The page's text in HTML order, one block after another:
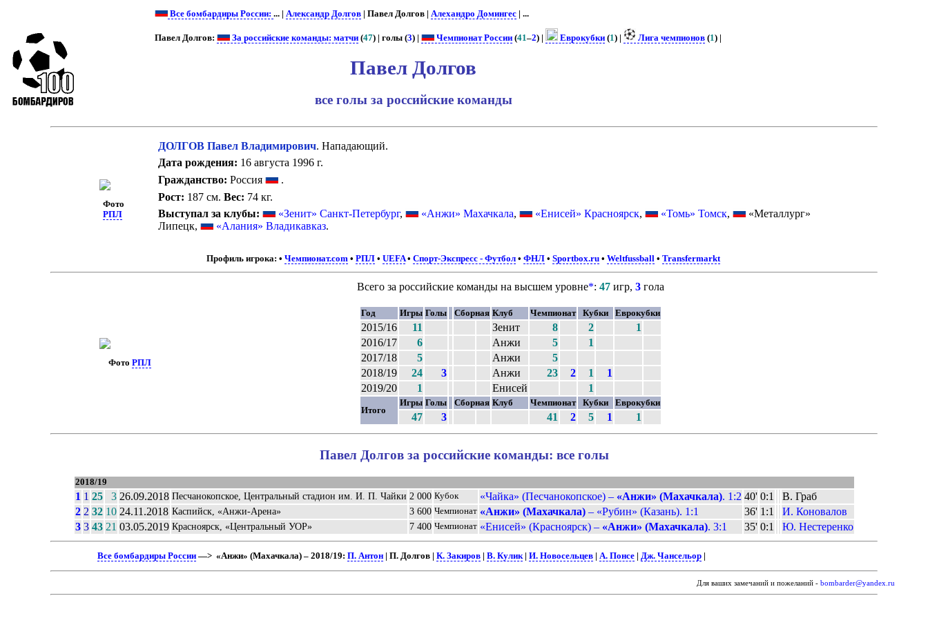
Все бомбардиры России: ... | Александр Долгов| Павел Долгов | Алехандро Домингес| ...
Павел Долгов: За российские команды: матчи(47) | голы (3) | Чемпионат России(41–2) | Еврокубки(1) | Лига чемпионов(1) |
Павел Долгов
все голы за российские команды
Фото
РПЛ
ДОЛГОВ Павел Владимирович. Нападающий.
Дата рождения: 16 августа 1996 г.
Гражданство: Россия
.
Рост: 187 см.Вес: 74 кг.
Выступал за клубы:
«Зенит» Санкт-Петербург, «Анжи» Махачкала, «Енисей» Красноярск, «Томь» Томск,
«Металлург»
Липецк,
«Алания» Владикавказ.
Профиль игрока: •Чемпионат.com •РПЛ •UEFA•Спорт-Экспресс - Футбол •ФНЛ •Sportbox.ru •Weltfussball •Transfermarkt
Фото РПЛ
Всего за российские команды на высшем уровне*: 47игр, 3гола
Год Игры Голы Сборная Клуб Чемпионат Кубки Еврокубки
2015/16 11 Зенит 8 2
1
2016/17
6 Анжи 5
1
2017/18
5 Анжи
5
2018/19
24 3 Анжи 23 2 1
1
2019/20
1 Енисей 1
Итого
Игры Голы Сборная Клуб Чемпионат Кубки Еврокубки
47 3 41 2 5 1 1
Павел Долгов за российские команды: все голы
2018/19
1 1 25 3 26.09.2018 Песчанокопское, Центральный стадион им. И. П. Чайки 2 000 Кубок «Чайка» (Песчанокопское) – «Анжи» (Махачкала). 1:2 40' 0:1
В. Граб
2 2 32 10 24.11.2018 Каспийск, «Анжи-Арена» 3 600 Чемпионат «Анжи» (Махачкала)– «Рубин» (Казань). 1:1 36' 1:1
И. Коновалов
3 3 43 21 03.05.2019 Красноярск, «Центральный УОР» 7 400 Чемпионат «Енисей» (Красноярск) – «Анжи» (Махачкала). 3:1 35' 0:1 Ю. Нестеренко
Все бомбардиры России—> «Анжи» (Махачкала) – 2018/19: П. Антон| П. Долгов | К. Закиров| В. Кулик| И. Новосельцев| А. Понсе| Дж. Чансельор|
Для ваших замечаний и пожеланий - bombarder@yandex.ru